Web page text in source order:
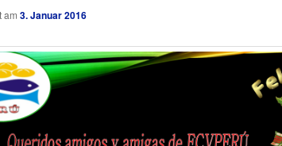
am 3. Januar 2016